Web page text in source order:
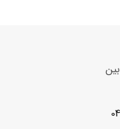
همافر 2 ، مابين